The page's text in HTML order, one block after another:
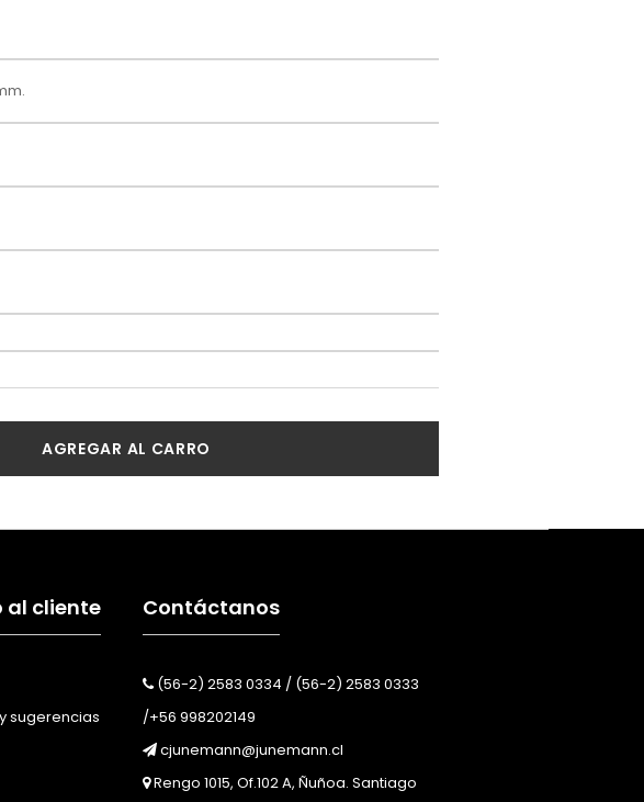
AGREGAR AL CARRO
al cliente
sugerencias
Contáctanos
(56-2) 2583 0334 / (56-2) 2583 0333
/+56 998202149
cjunemann@junemann.cl
Rengo 1015, Of.102 A, Ñuñoa. Santiago